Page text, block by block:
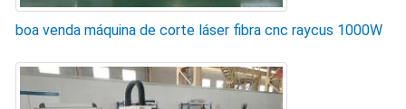
boa venda máquina de corte láser fibra cnc raycus 1000W